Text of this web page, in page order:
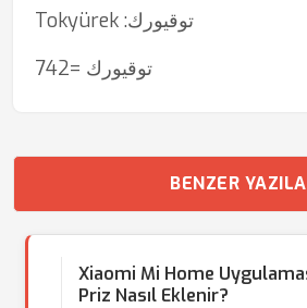
Tokyürek :توقيورك
توقيورك =742
BENZER
Xiaomi Mi Home
Priz Nasıl Eklenir?